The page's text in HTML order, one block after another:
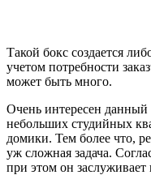
Такой бокс создается
учетом потребности
может быть много.
Очень интересен данный
небольших студийных
домики. Тем более что,
уж сложная задача.
при этом он